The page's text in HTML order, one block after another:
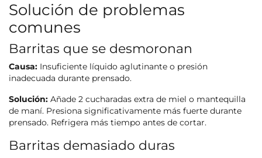
Solución de problemas
comunes
Barritas que se desmoronan
Causa: Insuficiente líquido aglutinante o presión
inadecuada durante prensado.
Solución: Añade 2 cucharadas extra de miel o mantequilla
de maní. Presiona significativamente más fuerte durante
prensado. Refrigera más tiempo antes de cortar.
Barritas demasiado duras